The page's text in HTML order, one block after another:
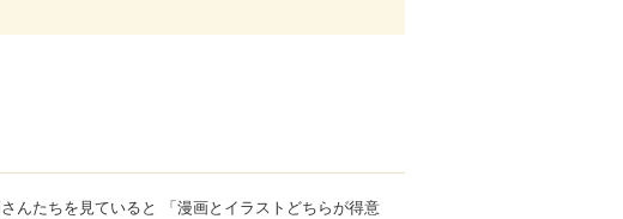
んたちを見ていると 「漫画とイラストどちらが得意